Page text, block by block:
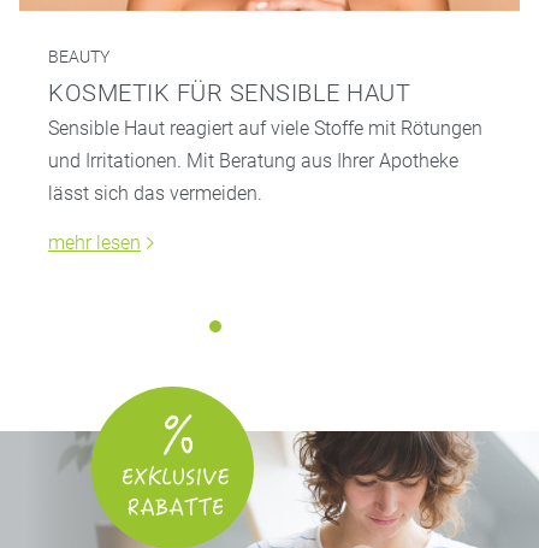
BEAUTY
KOSMETIK FÜR SENSIBLE HAUT
Sensible Haut reagiert auf viele Stoffe mit Rötungen
und Irritationen. Mit Beratung aus Ihrer Apotheke
lässt sich das vermeiden.
mehr lesen